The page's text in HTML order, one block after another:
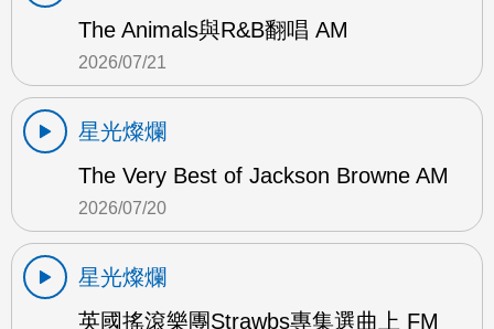
The Animals與R&B翻唱 AM
2026/07/21
星光燦爛
The Very Best of Jackson Browne AM
2026/07/20
星光燦爛
英國搖滾樂團Strawbs專集選曲上 FM